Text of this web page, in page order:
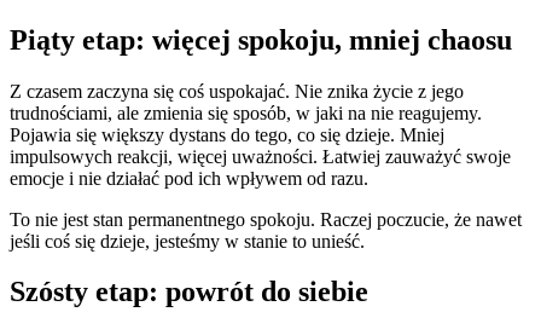
Piąty etap: więcej spokoju, mniej chaosu
Z czasem zaczyna się coś uspokajać. Nie znika życie z jego
trudnościami, ale zmienia się sposób, w jaki na nie reagujemy.
Pojawia się większy dystans do tego, co się dzieje. Mniej
impulsowych reakcji, więcej uważności. Łatwiej zauważyć swoje
emocje i nie działać pod ich wpływem od razu.
To nie jest stan permanentnego spokoju. Raczej poczucie, że nawet
jeśli coś się dzieje, jesteśmy w stanie to unieść.
Szósty etap: powrót do siebie